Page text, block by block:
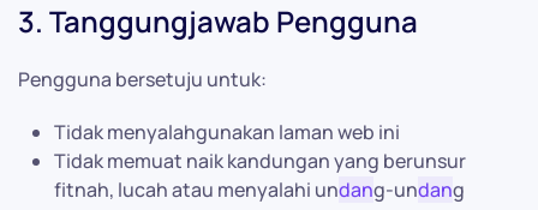
3. Tanggungjawab Pengguna
Pengguna bersetuju untuk:
Tidak menyalahgunakan laman web ini
Tidak memuat naik kandungan yang berunsur
fitnah, lucah atau menyalahi undang-undang